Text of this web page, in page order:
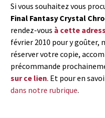
Si vous souhaitez vous
Final Fantasy Crystal
rendez-vous à cette
février 2010 pour y goûter,
réserver votre copie,
précommande
sur ce lien. Et pour en
dans notre rubrique.